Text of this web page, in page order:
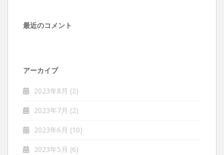
最近のコメント
アーカイブ
2023年8月 (2)
2023年7月 (2)
2023年6月 (10)
2023年5月 (6)